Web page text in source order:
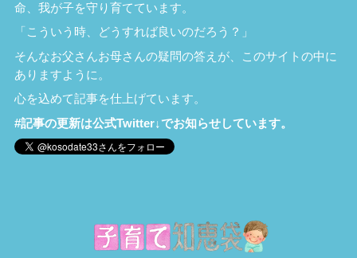
命、我が子を守り育てています。
「こういう時、どうすれば良いのだろう？」
そんなお父さんお母さんの疑問の答えが、このサイトの中に
ありますように。
心を込めて記事を仕上げています。
#記事の更新は公式Twitter↓でお知らせしています。